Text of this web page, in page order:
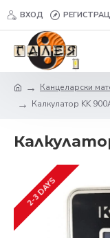
ВХОД
Канцеларски
Калкулатор KK
2-3 DAYS